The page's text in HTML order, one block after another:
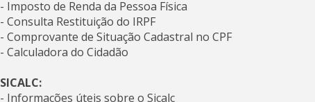
- Imposto de Renda da Pessoa Física
- Consulta Restituição do IRPF
- Comprovante de Situação Cadastral no CPF
- Calculadora do Cidadão
SICALC:
- Informações úteis sobre o Sicalc